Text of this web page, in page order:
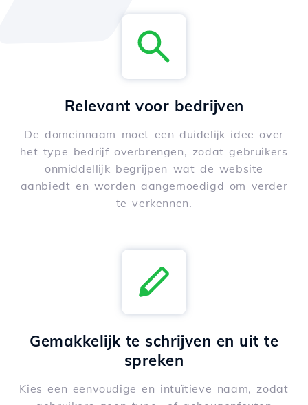
Relevant voor bedrijven
De domeinnaam moet een duidelijk idee over
het type bedrijf overbrengen, zodat gebruikers
onmiddellijk begrijpen wat de website
aanbiedt en worden aangemoedigd om verder
te verkennen.
Gemakkelijk te schrijven en uit te
spreken
Kies een eenvoudige en intuïtieve naam, zodat